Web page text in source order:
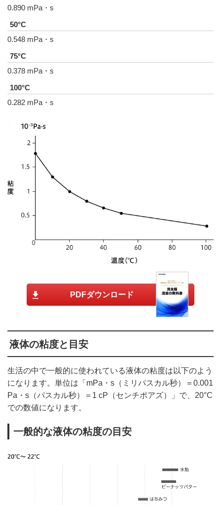
0.890 mPa・s
0.548 mPa・s
0.378 mPa・s
0.282 mPa・s
PDFダウンロード
液体の粘度と目安
生活の中で一般的に使われている液体の粘度は以下のよう
になります。単位は「mPa・s（ミリパスカル秒）＝0.001
Pa・s（パスカル秒）＝1 cP（センチポアズ）」で、20°C
での数値になります。
一般的な液体の粘度の目安